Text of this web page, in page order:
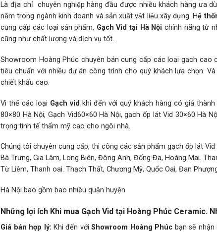
Là địa chỉ chuyên nghiệp hàng đầu được nhiều khách hàng ưa
năm trong ngành kinh doanh và sản xuất vật liệu xây dựng. Hệ
cung cấp các loại sản phẩm. Gạch Vid tại Hà Nội chính hãng từ
cũng như chất lượng và dịch vụ tốt.
Showroom Hoàng Phúc chuyên bán cung cấp các loại gạch cao
tiêu chuẩn với nhiều dự án công trình cho quý khách lựa chọn.
chiết khấu cao.
Vì thế các loại Gạch vid khi đến với quý khách hàng có giá
80×80 Hà Nội, Gạch Vid60×60 Hà Nội, gạch ốp lát Vid 30×60 Hà
trọng tinh tế thẩm mỹ cao cho ngôi nhà.
Chúng tôi chuyên cung cấp, thi công các sản phẩm gạch ốp lát
Bà Trưng, Gia Lâm, Long Biên, Đông Anh, Đống Đa, Hoàng Mai.
Từ Liêm, Thanh oai. Thạch Thất, Chương Mỹ, Quốc Oai, Đan
Hà Nội bao gồm bao nhiêu quận huyện
Những lợi ích Khi mua Gạch Vid tại Hoàng Phúc Ceramic.
Giá bán hợp lý: Khi đến vớiShowroom Hoàng Phúc bạn sẽ